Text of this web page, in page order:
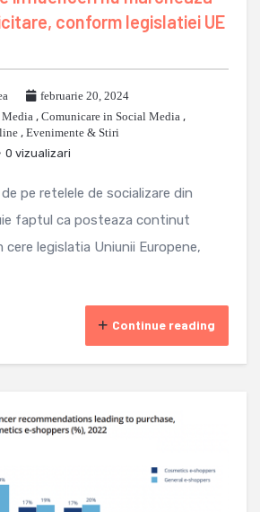
conform legislatiei UE
februarie 20, 2024
, Comunicare in Social Media ,
, Evenimente & Stiri
0 vizualizari
pe retelele de socializare din
faptul ca posteaza continut
cere legislatia Uniunii Europene,
Continue reading